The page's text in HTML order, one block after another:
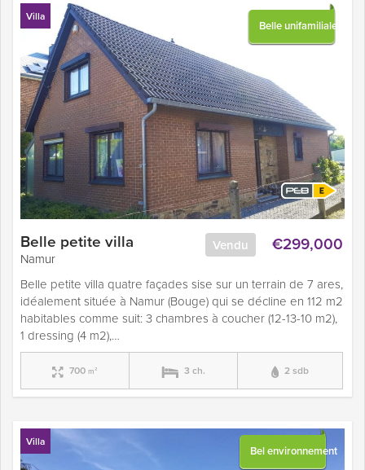
Belle unifamiliale
Villa
€299,000
Vendu
Belle petite villa
Namur
Belle petite villa quatre façades sise sur un terrain de 7 ares,
idéalement située à Namur (Bouge) qui se décline en 112 m2
habitables comme suit: 3 chambres à coucher (12-13-10 m2),
1 dressing (4 m2),…
700 m² 3 ch. 2 sdb
Bel environnement
Villa